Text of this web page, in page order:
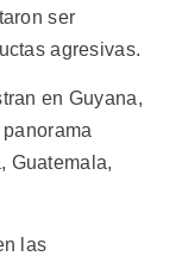
ser
agresivas.
en Guyana,
Guatemala,
las